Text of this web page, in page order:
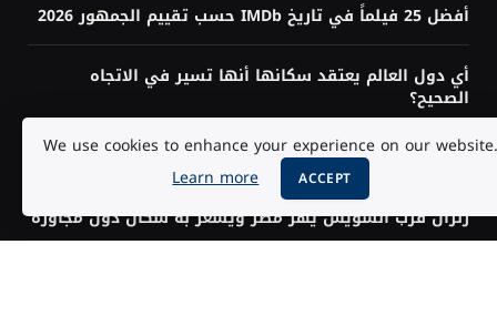
أفضل 25 فيلماً في تاريخ IMDb حسب تقييم الجمهور 2026
أي دول العالم يعتقد سكانها أنها تسير في الاتجاه
الصحيح؟
أزمة إنفانتينو ويويفا: هل يقترب رئيس فيفا من الرحيل؟
زلزال قرب السويس يهز مصر ويُشعر به سكان دول مجاورة
We use cookies to enhance your experience on our website.
Learn more
ACCEPT